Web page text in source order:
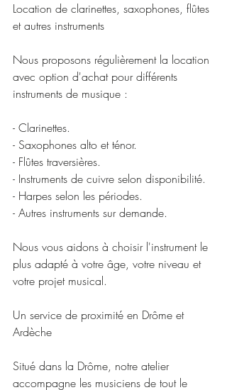
Location de clarinettes, saxophones, flûtes
et autres instruments
Nous proposons régulièrement la location
avec option d'achat pour différents
instruments de musique :
- Clarinettes.
- Saxophones alto et ténor.
- Flûtes traversières.
- Instruments de cuivre selon disponibilité.
- Harpes selon les périodes.
- Autres instruments sur demande.
Nous vous aidons à choisir l'instrument le
plus adapté à votre âge, votre niveau et
votre projet musical.
Un service de proximité en Drôme et
Ardèche
Situé dans la Drôme, notre atelier
accompagne les musiciens de tout le